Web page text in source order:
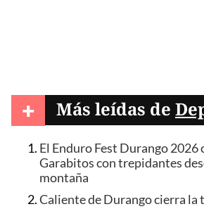
+ Más leídas de
El Enduro Fest Durango 2026
Garabitos con trepidantes
montaña
Caliente de Durango cierra la